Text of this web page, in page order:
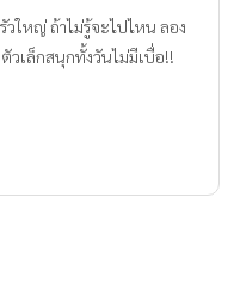
วใหญ่ ถ้าไม่รู้จะไปไหน ลอง
วเล็กสนุกทั้งวันไม่มีเบื่อ!!